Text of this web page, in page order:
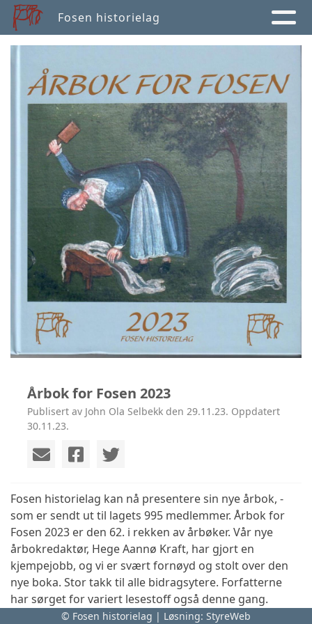
Fosen historielag
Årbok for Fosen 2023
Publisert av John Ola Selbekk den 29.11.23. Oppdatert
30.11.23.
Fosen historielag kan nå presentere sin nye årbok, -
som er sendt ut til lagets 995 medlemmer. Årbok for
Fosen 2023 er den 62. i rekken av årbøker. Vår nye
årbokredaktør, Hege Aannø Kraft, har gjort en
kjempejobb, og vi er svært fornøyd og stolt over den
nye boka. Stor takk til alle bidragsytere. Forfatterne
har sørget for variert lesestoff også denne gang.
© Fosen historielag | Løsning: StyreWeb